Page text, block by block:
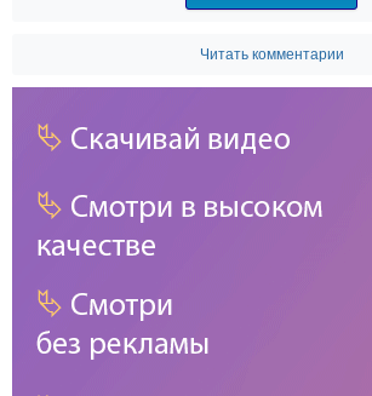
Читать комментарии